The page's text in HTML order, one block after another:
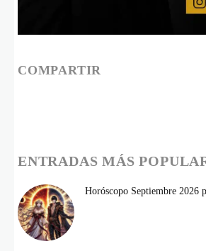
COMPARTIR
ENTRADAS MÁS
Horóscopo Septiembre 2026